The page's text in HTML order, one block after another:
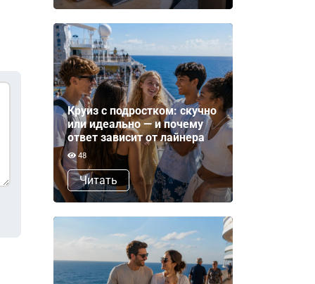
Круиз с подростком: скучно
или идеально — и почему
ответ зависит от лайнера
48
Читать